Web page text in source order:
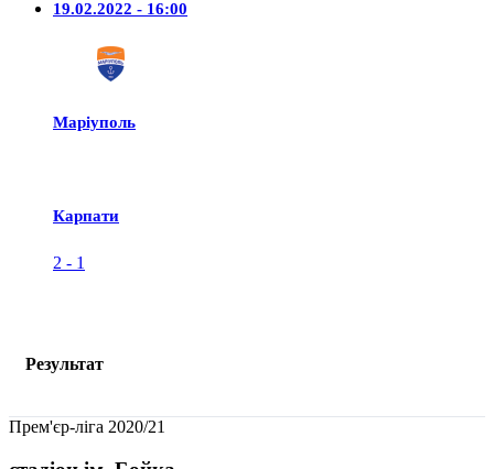
19.02.2022 - 16:00
Маріуполь
Карпати
2 - 1
Результат
Прем'єр-ліга 2020/21